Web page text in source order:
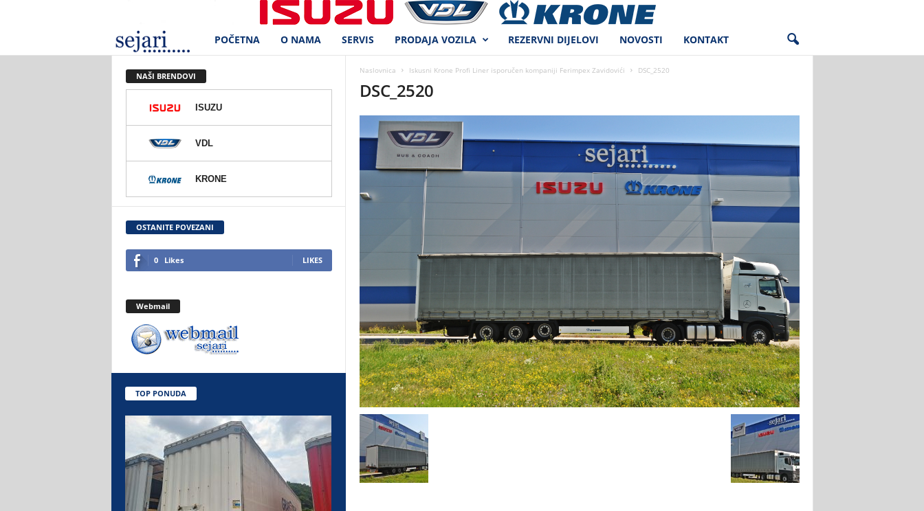
e
r
d
.
o
.
a
POČETNA O NAMA SERVIS PRODAJA VOZILA REZERVNI DIJELOVI NOVOSTI KONTAKT
Naslovnica Iskusni Krone Profi Liner isporučen kompaniji Ferimpex Zavidovići DSC_2520
DSC_2520
NAŠI BRENDOVI
ISUZU
VDL
KRONE
OSTANITE POVEZANI
0 Likes LIKES
Webmail
TOP PONUDA